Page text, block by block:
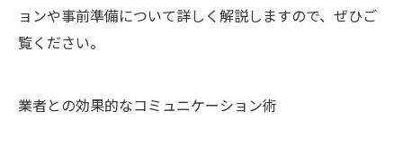
ョンや事前準備について詳しく解説しますので、ぜひご
覧ください。
業者との効果的なコミュニケーション術